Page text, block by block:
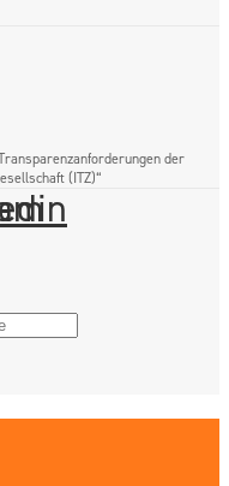
der
(ITZ)“